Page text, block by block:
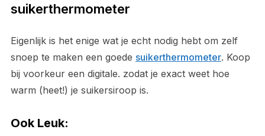
suikerthermometer
Eigenlijk is het enige wat je echt nodig hebt om zelf
snoep te maken een goede suikerthermometer. Koop
bij voorkeur een digitale. zodat je exact weet hoe
warm (heet!) je suikersiroop is.
Ook Leuk: